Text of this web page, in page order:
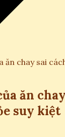
ăn chay sai
ăn
suy kiệt